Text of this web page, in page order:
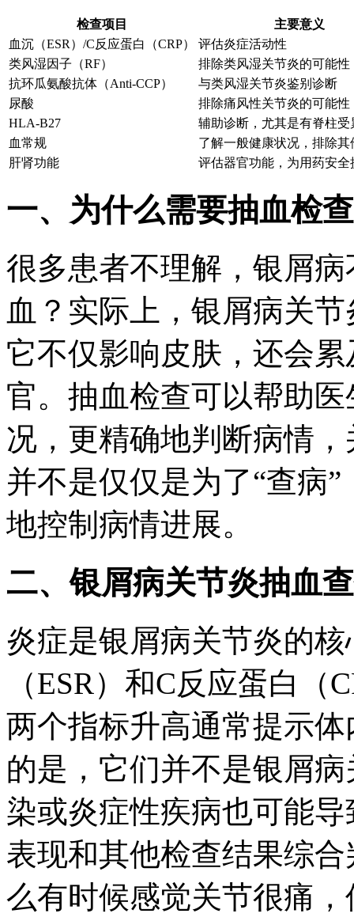
检查项目
主要意义
血沉（ESR）/C反应蛋白（CRP）
评估炎症活动性
类风湿因子（RF）
排除类风湿关节炎的可能性
抗环瓜氨酸抗体（Anti-CCP）
与类风湿关节炎鉴别诊断
尿酸
排除痛风性关节炎的可能性
HLA-B27
辅助诊断，尤其是有脊柱受
血常规
了解一般健康状况，排除其
肝肾功能
评估器官功能，为用药安全
一、为什么需要抽血检
很多患者不理解，银屑
血？实际上，银屑病关
它不仅影响皮肤，还会
官。抽血检查可以帮助
况，更精确地判断病情
并不是仅仅是为了“查病
地控制病情进展。
二、银屑病关节炎抽血
炎症是银屑病关节炎的
（ESR）和C反应蛋白
两个指标升高通常提示
的是，它们并不是银屑
染或炎症性疾病也可能
表现和其他检查结果综
么有时候感觉关节很痛